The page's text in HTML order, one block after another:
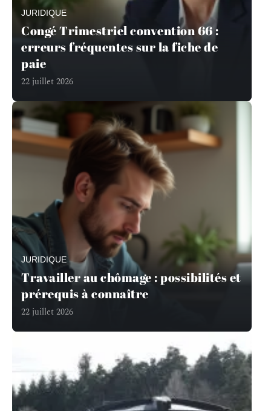
JURIDIQUE
Congé Trimestriel convention 66 :
erreurs fréquentes sur la fiche de
paie
22 juillet 2026
JURIDIQUE
Travailler au chômage : possibilités et
prérequis à connaître
22 juillet 2026